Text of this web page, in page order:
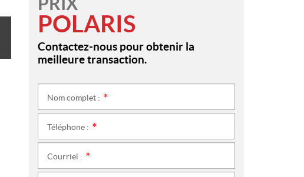
POLARIS
Contactez-nous pour obtenir la
meilleure transaction.
Nom complet :
Téléphone :
Courriel :